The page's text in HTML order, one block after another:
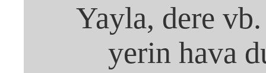
Yayla, dere
yerin hava